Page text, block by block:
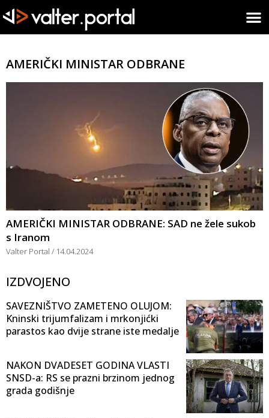
AMERIČKI MINISTAR ODBRANE
AMERIČKI MINISTAR ODBRANE: SAD ne žele sukob
s Iranom
Valter Portal 14.04.2024
IZDVOJENO
SAVEZNIŠTVO ZAMETENO OLUJOM:
Kninski trijumfalizam i mrkonjićki
parastos kao dvije strane iste medalje
NAKON DVADESET GODINA VLASTI
SNSD-a: RS se prazni brzinom jednog
grada godišnje